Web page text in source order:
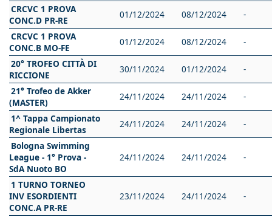
CRCVC 1 PROVA
CONC.D PR-RE
01/12/2024 08/12/2024
-
CRCVC 1 PROVA
CONC.B MO-FE
01/12/2024 08/12/2024
-
20° TROFEO CITTÀ DI
RICCIONE
30/11/2024 01/12/2024
-
21° Trofeo de Akker
(MASTER)
24/11/2024 24/11/2024
-
1^ Tappa Campionato
Regionale Libertas
24/11/2024 24/11/2024
-
Bologna Swimming
League - 1° Prova -
SdA Nuoto BO
24/11/2024 24/11/2024 -
1 TURNO TORNEO
INV ESORDIENTI
CONC.A PR-RE
23/11/2024 24/11/2024 -